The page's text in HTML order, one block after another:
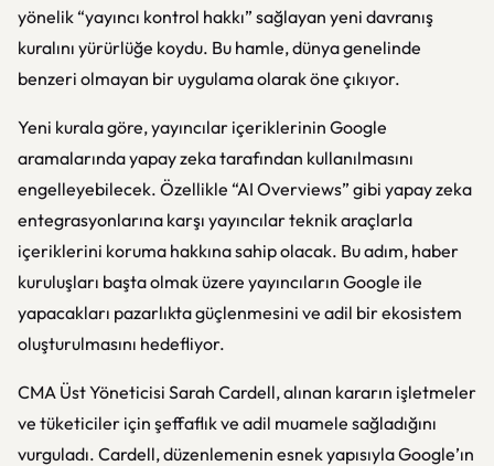
yönelik “yayıncı kontrol hakkı” sağlayan yeni davranış
kuralını yürürlüğe koydu. Bu hamle, dünya genelinde
benzeri olmayan bir uygulama olarak öne çıkıyor.
Yeni kurala göre, yayıncılar içeriklerinin Google
aramalarında yapay zeka tarafından kullanılmasını
engelleyebilecek. Özellikle “AI Overviews” gibi yapay zeka
entegrasyonlarına karşı yayıncılar teknik araçlarla
içeriklerini koruma hakkına sahip olacak. Bu adım, haber
kuruluşları başta olmak üzere yayıncıların Google ile
yapacakları pazarlıkta güçlenmesini ve adil bir ekosistem
oluşturulmasını hedefliyor.
CMA Üst Yöneticisi Sarah Cardell, alınan kararın işletmeler
ve tüketiciler için şeffaflık ve adil muamele sağladığını
vurguladı. Cardell, düzenlemenin esnek yapısıyla Google’ın